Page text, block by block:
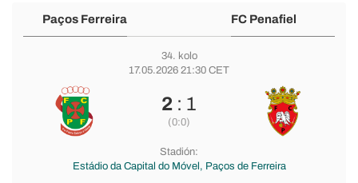
Paços Ferreira FC Penafiel
34. kolo
17.05.2026 21:30 CET
2: 1
(0:0)
Stadión:
Estádio da Capital do Móvel, Paços de Ferreira